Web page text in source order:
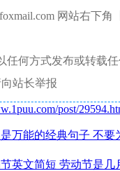
网站右下角
任何方式发布或转载
站长举报
post/
万能的经典句子 不要
英文简短 劳动节是几